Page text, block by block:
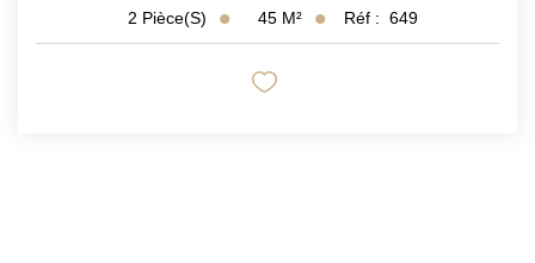
2 Pièce(s) 45 M² Réf : 649